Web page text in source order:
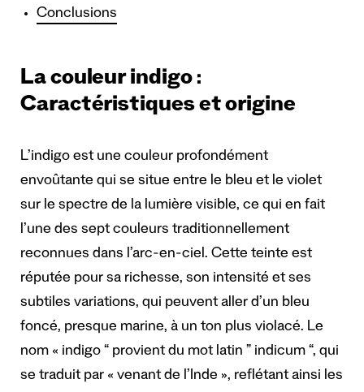
Conclusions
La couleur indigo :
Caractéristiques et origine
L’indigo est une couleur profondément
envoûtante qui se situe entre le bleu et le violet
sur le spectre de la lumière visible, ce qui en fait
l’une des sept couleurs traditionnellement
reconnues dans l’arc-en-ciel. Cette teinte est
réputée pour sa richesse, son intensité et ses
subtiles variations, qui peuvent aller d’un bleu
foncé, presque marine, à un ton plus violacé. Le
nom « indigo “ provient du mot latin ” indicum “, qui
se traduit par « venant de l’Inde », reflétant ainsi les